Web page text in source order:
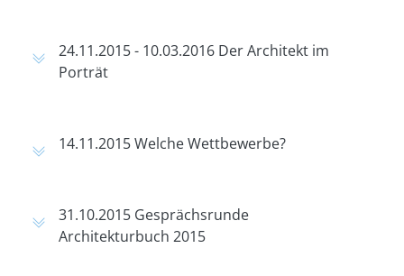
24.11.2015 - 10.03.2016 Der Architekt im
Porträt
14.11.2015 Welche Wettbewerbe?
31.10.2015 Gesprächsrunde
Architekturbuch 2015